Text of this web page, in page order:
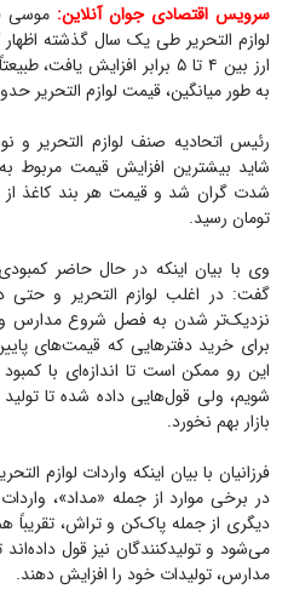
سرویس اقتصادی جوان آنلاین: موسی
لوازم التحریر طی یک سال گذشته
ارز بین ۴ تا ۵ برابر افزایش
به طور میانگین، قیمت لوازم التحریر حدود ۳ برابر سال قبل شده
رئیس اتحادیه صنف لوازم التحریر و
شاید بیشترین افزایش قیمت مربوط به
تومان رسید.
وی با بیان اینکه در حال حاضر کمبودی
گفت: در اغلب لوازم التحریر و
نزدیک‌تر شدن به فصل شروع مدارس و
برای خرید دفتر‌هایی که قیمت‌های
این رو ممکن است تا اندازه‌ای با
شویم، ولی قول‌هایی داده شده تا
بازار بهم نخورد.
فرزانیان با بیان اینکه واردات لوازم
دیگری از جمله پاک‌کن و تراش، تقریباً
می‌شود و تولیدکنندگان نیز قول
مدارس، تولیدات خود را افزایش دهند.